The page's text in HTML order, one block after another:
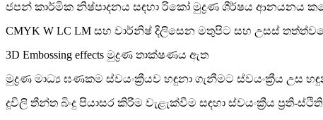
ජපන් කාර්මික නිෂ්පාදනය සඳහා රිකෝ මුද්‍රණ ශීර්ෂය ආනයනය
CMYK W LC LM සහ වාර්නිෂ් දිලිසෙන මතුපිට සහ උසස්
3D Embossing effects මුද්‍රණ තාක්ෂණය ඇත
මුද්‍රණ මාධ්‍ය ඝණකම ස්වයංක්‍රීයව හඳුනා ගැනීමට ස්වයංක්‍රීය උස
දූවිලි තීන්ත බිංදු පියාසර කිරීම වැළැක්වීම සඳහා ස්වයංක්‍රීය ප්‍රති-